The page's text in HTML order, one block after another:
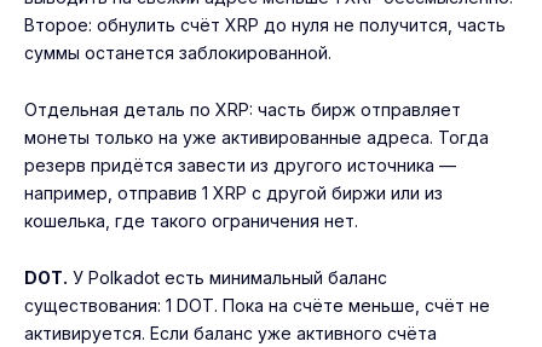
Второе: обнулить счёт XRP до нуля не получится, часть
суммы останется заблокированной.
Отдельная деталь по XRP: часть бирж отправляет
монеты только на уже активированные адреса. Тогда
резерв придётся завести из другого источника —
например, отправив 1 XRP с другой биржи или из
кошелька, где такого ограничения нет.
DOT. У Polkadot есть минимальный баланс
существования: 1 DOT. Пока на счёте меньше, счёт не
активируется. Если баланс уже активного счёта